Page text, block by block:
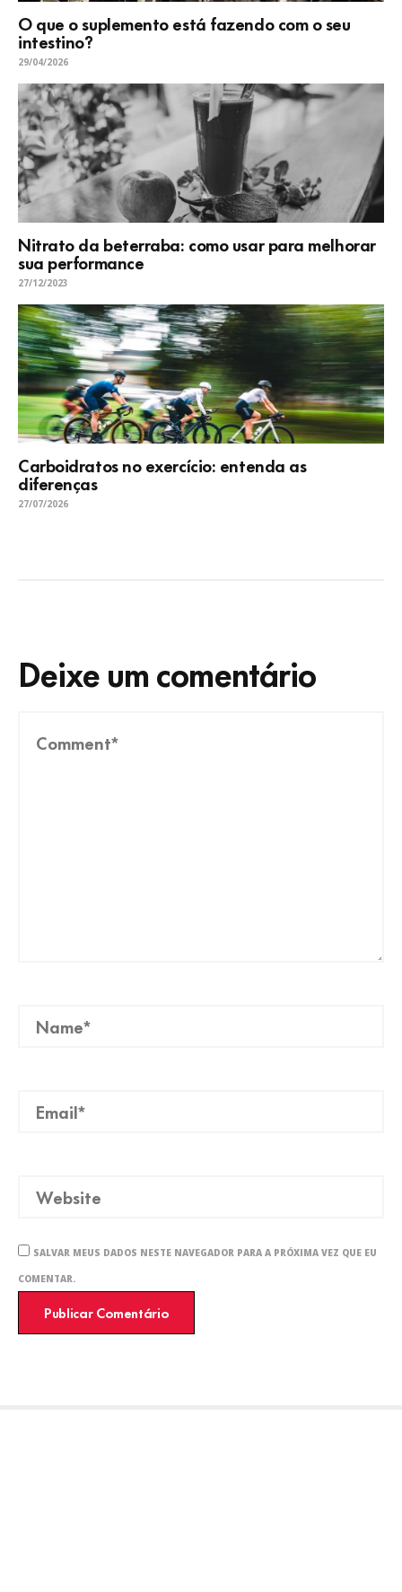
O que o suplemento está fazendo com o seu
intestino?
29/04/2026
Nitrato da beterraba: como usar para melhorar
sua performance
27/12/2023
Carboidratos no exercício: entenda as
diferenças
27/07/2026
Deixe um comentário
SALVAR MEUS DADOS NESTE NAVEGADOR PARA A PRÓXIMA VEZ QUE EU
COMENTAR.